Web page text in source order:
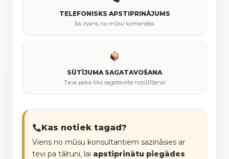
TELEFONISKS APSTIPRINĀJUMS
Īss zvans no mūsu komandas
SŪTĪJUMA SAGATAVOŠANA
Tava paka tiks sagatavota nosūtīšanai
Kas notiek tagad?
Viens no mūsu konsultantiem sazināsies ar
tevi pa tālruni, lai apstiprinātu piegādes